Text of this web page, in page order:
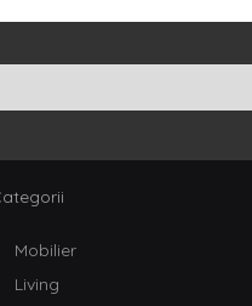
Mobilier
Living